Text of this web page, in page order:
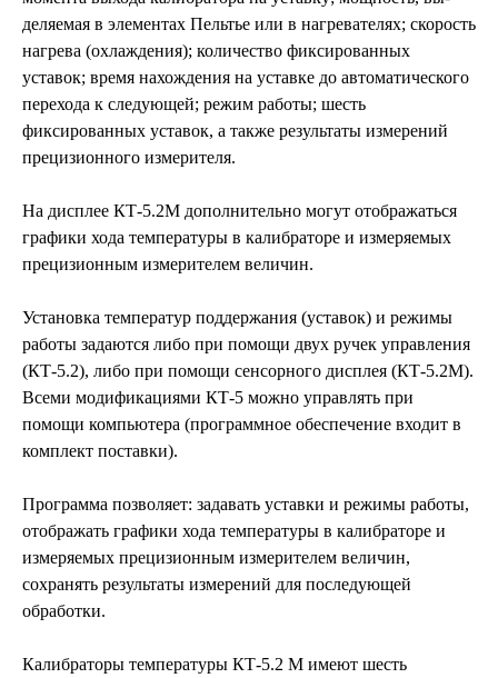
деляемая в элементах Пельтье или в нагревателях; ско­рость
нагрева (охлаждения); количество фикси­рованных
уставок; время нахождения на ус­тавке до автоматического
перехода к сле­дующей; режим работы; шесть
фиксированных уставок, а также результаты измерений
прецизионного измерителя.
На дисплее КТ-5.2М дополнительно могут отображаться
графики хода температуры в калибраторе и измеряемых
прецизионным измерителем величин.
Установка тем­пера­тур поддержания (уставок) и режимы
ра­боты задаются либо при помощи двух ручек управле­ния
(КТ-5.2), либо при помощи сенсорного дисплея (КТ-5.2М).
Всеми модификациями КТ-5 можно управлять при
помощи компьютера (программное обеспечение входит в
комплект поставки).
Программа позволяет: задавать уставки и режимы работы,
отображать графики хода температуры в калибраторе и
измеряемых прецизионным измерителем величин,
сохранять результаты измерений для последующей
обработки.
Калибраторы температуры КТ-5.2 М имеют шесть